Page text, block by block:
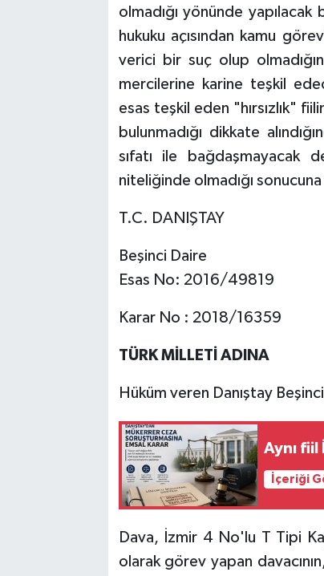
olmadığı yönünde
hukuku açısından kamu
verici bir suç olup
mercilerine karine teşkil
esas teşkil eden "hırsızlık"
bulunmadığı dikkate
sıfatı ile bağdaşmayacak
niteliğinde olmadığı sonucuna
T.C. DANIŞTAY
Beşinci Daire
Esas No: 2016/49819
Karar No : 2018/16359
TÜRK MİLLETİ ADINA
Hüküm veren Danıştay
Aynı
İçeriği
Dava, İzmir 4 No'lu T Tipi
olarak görev yapan